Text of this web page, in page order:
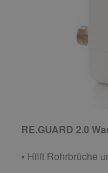
RE.GUARD 2.0
▪ Hilft Rohrbrüche